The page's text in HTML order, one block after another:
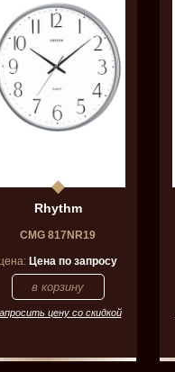
Rhythm
CMG 817NR19
Цена по запросу
цену со скидкой